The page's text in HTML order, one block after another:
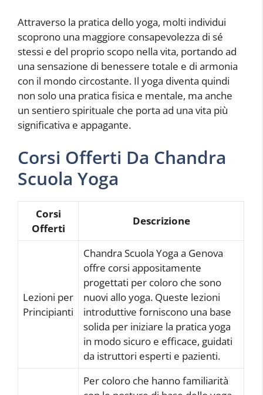
Attraverso la pratica dello yoga, molti individui
scoprono una maggiore consapevolezza di sé
stessi e del proprio scopo nella vita, portando ad
una sensazione di benessere totale e di armonia
con il mondo circostante. Il yoga diventa quindi
non solo una pratica fisica e mentale, ma anche
un sentiero spirituale che porta ad una vita più
significativa e appagante.
Corsi Offerti Da Chandra
Scuola Yoga
Corsi
Offerti
Descrizione
Lezioni per
Principianti
Chandra Scuola Yoga a Genova
offre corsi appositamente
progettati per coloro che sono
nuovi allo yoga. Queste lezioni
introduttive forniscono una base
solida per iniziare la pratica yoga
in modo sicuro e efficace, guidati
da istruttori esperti e pazienti.
Per coloro che hanno familiarità